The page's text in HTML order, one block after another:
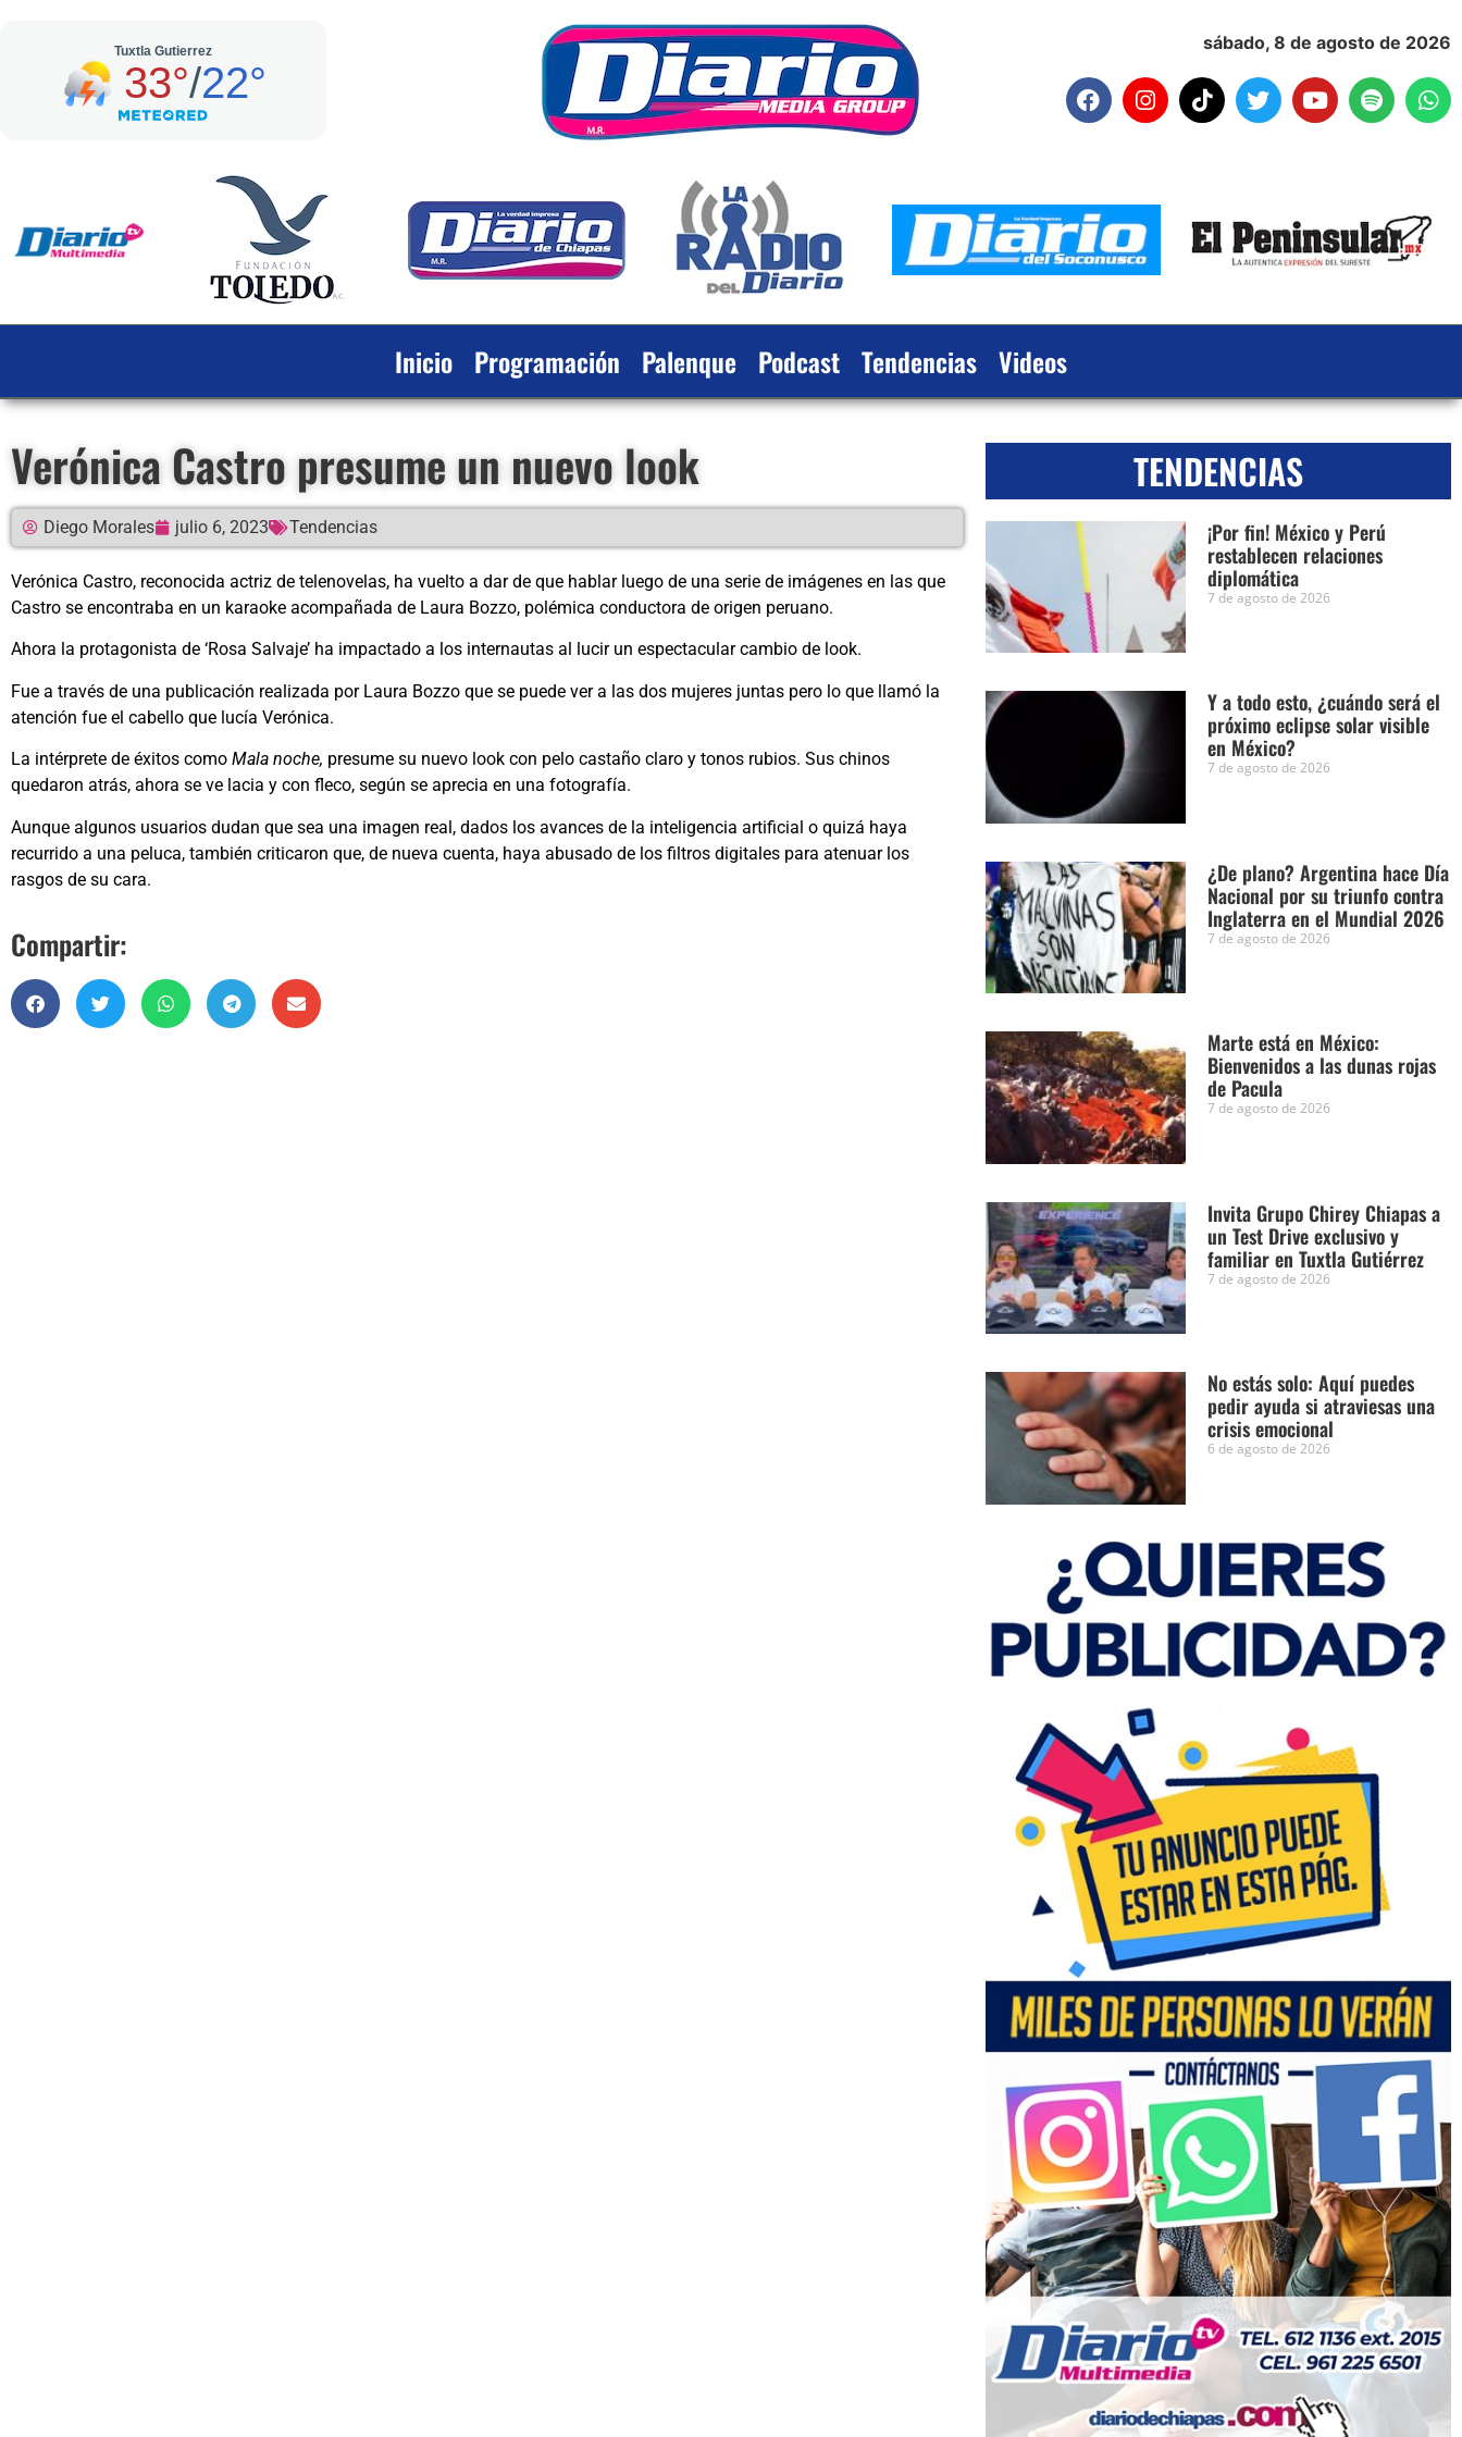
sábado, 8 de agosto de 2026
Inicio Programación Palenque Podcast Tendencias Videos
Verónica Castro presume un nuevo look
Diego Morales julio 6, 2023 Tendencias
Verónica Castro, reconocida actriz de telenovelas, ha vuelto a dar de que hablar luego de una serie de imágenes en las que
Castro se encontraba en un karaoke acompañada de Laura Bozzo, polémica conductora de origen peruano.
Ahora la protagonista de ‘Rosa Salvaje’ ha impactado a los internautas al lucir un espectacular cambio de look.
Fue a través de una publicación realizada por Laura Bozzo que se puede ver a las dos mujeres juntas pero lo que llamó la
atención fue el cabello que lucía Verónica.
La intérprete de éxitos como Mala noche, presume su nuevo look con pelo castaño claro y tonos rubios. Sus chinos
quedaron atrás, ahora se ve lacia y con fleco, según se aprecia en una fotografía.
Aunque algunos usuarios dudan que sea una imagen real, dados los avances de la inteligencia artificial o quizá haya
recurrido a una peluca, también criticaron que, de nueva cuenta, haya abusado de los filtros digitales para atenuar los
rasgos de su cara.
Compartir:
TENDENCIAS
¡Por fin! México y Perú
restablecen relaciones
diplomática
7 de agosto de 2026
Y a todo esto, ¿cuándo será el
próximo eclipse solar visible
en México?
7 de agosto de 2026
¿De plano? Argentina hace Día
Nacional por su triunfo contra
Inglaterra en el Mundial 2026
7 de agosto de 2026
Marte está en México:
Bienvenidos a las dunas rojas
de Pacula
7 de agosto de 2026
Invita Grupo Chirey Chiapas a
un Test Drive exclusivo y
familiar en Tuxtla Gutiérrez
7 de agosto de 2026
No estás solo: Aquí puedes
pedir ayuda si atraviesas una
crisis emocional
6 de agosto de 2026